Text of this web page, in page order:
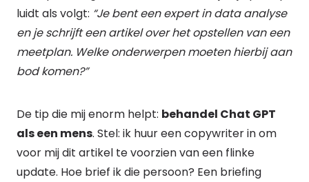
luidt als volgt: “Je bent een expert in data analyse
en je schrijft een artikel over het opstellen van een
meetplan. Welke onderwerpen moeten hierbij aan
bod komen?”
De tip die mij enorm helpt: behandel Chat GPT
als een mens. Stel: ik huur een copywriter in om
voor mij dit artikel te voorzien van een flinke
update. Hoe brief ik die persoon? Een briefing